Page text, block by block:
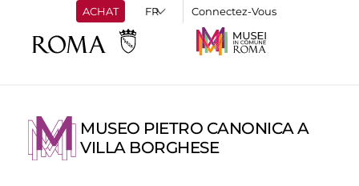
ACHAT Connectez-Vous
MUSEO PIETRO CANONICA A
VILLA BORGHESE